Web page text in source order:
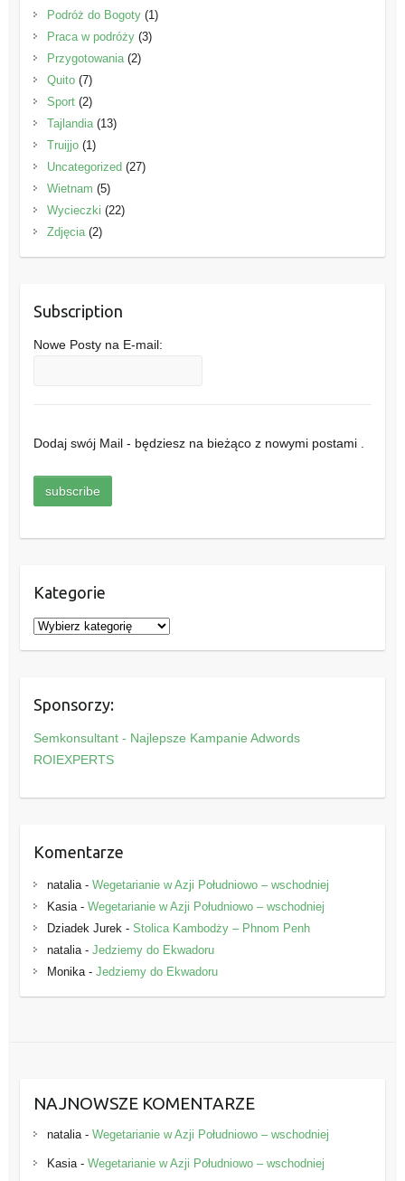
Podróż do Bogoty(1)
Praca w podróży(3)
Przygotowania(2)
Quito(7)
Sport(2)
Tajlandia(13)
Truijjo(1)
Uncategorized(27)
Wietnam (5)
Wycieczki (22)
Zdjęcia(2)
Subscription
Nowe Posty na E-mail:
Dodaj swój Mail - będziesz na bieżąco z nowymi postami .
Kategorie
K
a
g
o
r
e
Sponsorzy:
Semkonsultant - Najlepsze Kampanie Adwords
ROIEXPERTS
Komentarze
natalia- Wegetarianie w Azji Południowo – wschodniej
Kasia- Wegetarianie w Azji Południowo – wschodniej
Dziadek Jurek - Stolica Kambodży – Phnom Penh
natalia- Jedziemy do Ekwadoru
Monika- Jedziemy do Ekwadoru
NAJNOWSZE KOMENTARZE
natalia- Wegetarianie w Azji Południowo – wschodniej
Kasia- Wegetarianie w Azji Południowo – wschodniej